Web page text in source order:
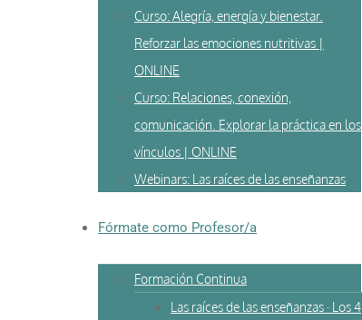
Curso: Alegría, energía y bienestar.
Reforzar las emociones nutritivas |
ONLINE
Curso: Relaciones, conexión,
comunicación. Explorar la práctica en los
vínculos | ONLINE
Webinars: Las raíces de las enseñanzas
Fórmate como Profesor/a
Formación Continua
Las raíces de las enseñanzas · Los 4